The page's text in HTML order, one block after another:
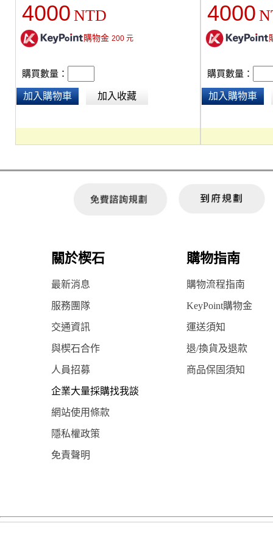
4000 NTD
購物金 200元
購買數量：
加入購物車 加入收藏
4000
購買數量：
加入購物車
關於楔石 購物指南
最新消息 購物流程指南
服務團隊 KeyPoint購物金
交通資訊 運送須知
與楔石合作 退/換貨及退款
人員招募 商品保固須知
企業大量採購找我談
網站使用條款
隱私權政策
免責聲明